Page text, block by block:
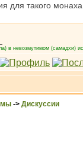
для такого
в невозмутимом (самадхи)
-> Дискуссии